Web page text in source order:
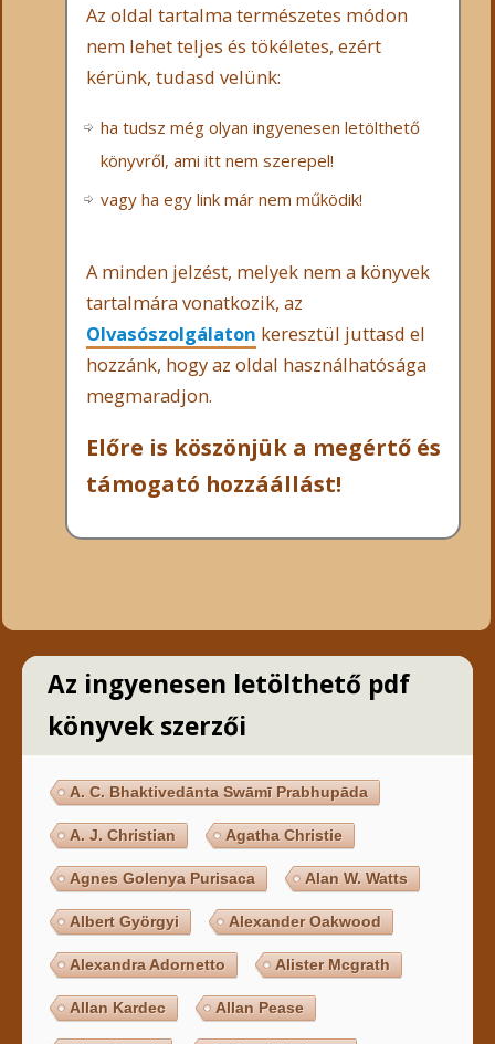
Az oldal tartalma természetes módon
nem lehet teljes és tökéletes, ezért
kérünk, tudasd velünk:
ha tudsz még olyan ingyenesen letölthető
könyvről, ami itt nem szerepel!
vagy ha egy link már nem működik!
A minden jelzést, melyek nem a könyvek
tartalmára vonatkozik, az
Olvasószolgálaton keresztül juttasd el
hozzánk, hogy az oldal használhatósága
megmaradjon.
Előre is köszönjük a megértő és
támogató hozzáállást!
Az ingyenesen letölthető pdf
könyvek szerzői
A. C. Bhaktivedānta Swāmī Prabhupāda
A. J. Christian Agatha Christie
Agnes Golenya Purisaca Alan W. Watts
Albert Györgyi Alexander Oakwood
Alexandra Adornetto Alister Mcgrath
Allan Kardec Allan Pease